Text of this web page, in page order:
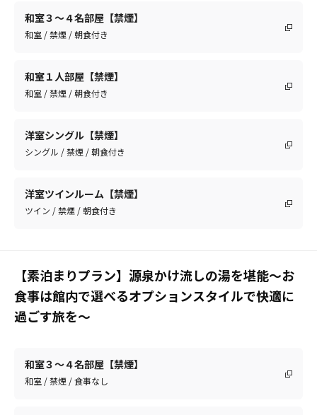
和室３～４名部屋【禁煙】
和室 / 禁煙 / 朝食付き
和室１人部屋【禁煙】
和室 / 禁煙 / 朝食付き
洋室シングル【禁煙】
シングル / 禁煙 / 朝食付き
洋室ツインルーム【禁煙】
ツイン / 禁煙 / 朝食付き
【素泊まりプラン】源泉かけ流しの湯を堪能～お
食事は館内で選べるオプションスタイルで快適に
過ごす旅を～
和室３～４名部屋【禁煙】
和室 / 禁煙 / 食事なし